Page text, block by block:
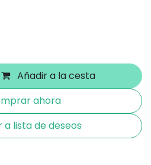
Añadir a la cesta
ahora
a lista de deseos